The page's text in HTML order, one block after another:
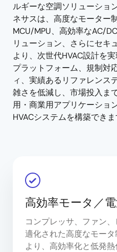
ルギーな空調ソリューショ
ネサスは、高度なモーター
MCU/MPU、高効率なAC/
リューション、さらにセキ
より、次世代HVAC設計を
プラットフォーム、規制対
ィ、実績あるリファレンス
雑さを低減し、市場投入ま
用・商業用アプリケーショ
HVACシステムを構築できま
高効率モータ／
コンプレッサ、ファン
適化された高度なモー
より、高効率化と低発